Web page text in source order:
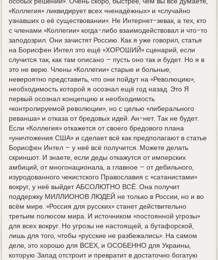
особых решений». Очень скоро, быстрее, чем вы все думаете,
«Коллегия» ликвидирует всех «ненадёжных» и «случайно
узнавших о её существовании». Не Интернет-зевак, а тех, кто
с членами «Коллегии» когда-либо взаимодействовал и что-то
заподозрил. Они зачистят Россию. Как я уже говорил, статья
на Борисфен Интел это ещё «ХОРОШИЙ» сценарий, если
случится так, как там описано – пусть оно так и будет. Но я в
это не верю. Члены «Коллегии» старые и больные,
невероятно представить, что они пойдут на «Революцию»,
необходимость которой я осознал ещё год назад. Это Я
первый осознал концепцию и необходимость
«контролируемой революции», но с целью «либерального
реванша» и отказа от бредовых идей. Ан-нет. Так не будет.
Если «Коллегия» откажется от своего бредового плана
«уничтожения США» и сделает всё как предполагают в статье
Борисфен Интел – у неё всё получится. Можете делать
скриншот. И знаете, если деды откажутся от имперских
амбиций, от многонационала, а главное – от дебильного,
изуродованного чекистского Православия с «сатанистами»
вокруг, у неё выйдет АБСОЛЮТНО ВСЁ. Она получит
поддержку МИЛЛИОНОВ ЛЮДЕЙ не только в России, но и во
всём мире. «Россия для русских» станет действительно
третьим полюсом мира. И источником «постоянной угрозы»
для всех вокруг. Но угрозы не настоящей, а бутафорской,
лишь для того, чтобы «русские не разбежались». На самом
деле, это хорошо для ВСЕХ, и ОСОБЕННО для Украины,
которую Запад отстроит и превратит в достаточно богатую